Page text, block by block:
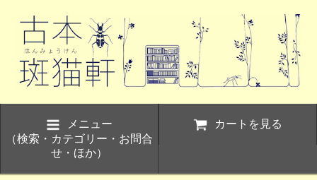
メニュー
（検索・カテゴリー・お問合
せ・ほか）
カートを見る